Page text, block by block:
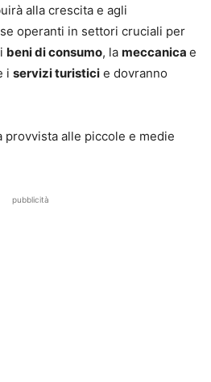
alla crescita e agli
operanti in settori cruciali per
beni di consumo, la meccanica e
i servizi turistici e dovranno
provvista alle piccole e medie
pubblicità